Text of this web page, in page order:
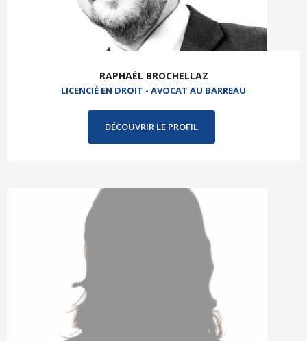
RAPHAËL BROCHELLAZ
LICENCIÉ EN DROIT - AVOCAT AU BARREAU
DÉCOUVRIR LE PROFIL